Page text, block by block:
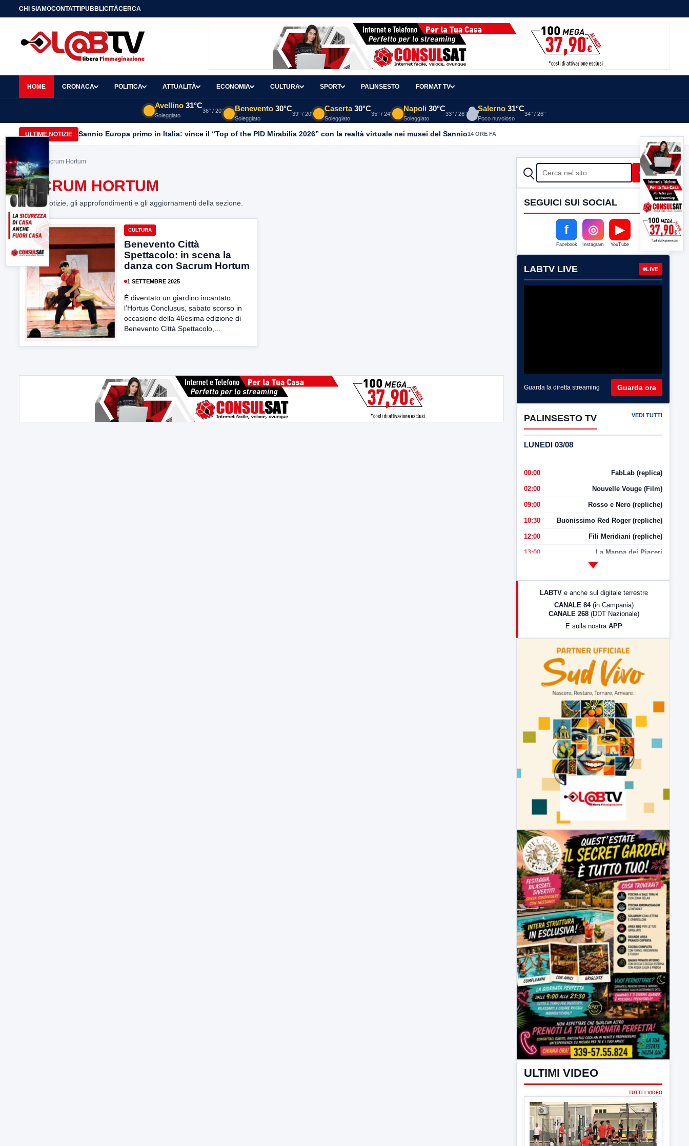
CHI SIAMOCONTATTIPUBBLICITÀCERCA
HOME CRONACA POLITICA ATTUALITÀ ECONOMIA CULTURA SPORT PALINSESTO FORMAT TV
Avellino 31°C
Soleggiato
36° / 20° Benevento 30°C
Soleggiato
39° / 20°
Caserta 30°C
Soleggiato
35° / 24°
Napoli 30°C
Soleggiato
33° / 26°
Salerno 31°C
Poco nuvoloso
34° / 26°
ULTIME NOTIZIE Sannio Europa primo in Italia: vince il “Top of the PID Mirabilia 2026” con la realtà virtuale nei musei del Sannio14 ORE FA
Home> Sacrum Hortum
SACRUM HORTUM
Tutte le notizie, gli approfondimenti e gli aggiornamenti della sezione.
CULTURA
Benevento Città
Spettacolo: in scena la
danza con Sacrum Hortum
1 SETTEMBRE 2025
È diventato un giardino incantato
l’Hortus Conclusus, sabato scorso in
occasione della 46esima edizione di
Benevento Città Spettacolo,...
CERCA Cerca
SEGUICI SUI SOCIAL
f
Facebook
◎
Instagram
▶
YouTube
LABTV LIVE LIVE
Guarda la diretta streaming Guarda ora
PALINSESTO TV VEDI TUTTI
LUNEDI 03/08
00:00 FabLab (replica)
02:00 Nouvelle Vouge (Film)
09:00 Rosso e Nero (repliche)
10:30 Buonissimo Red Roger (repliche)
12:00 Fili Meridiani (repliche)
13:00 La Mappa dei Piaceri
LabNews (Diretta)
LabNews (replica)
LABTV e anche sul digitale terrestre
CANALE 84 (in Campania)
CANALE 268 (DDT Nazionale)
E sulla nostra APP